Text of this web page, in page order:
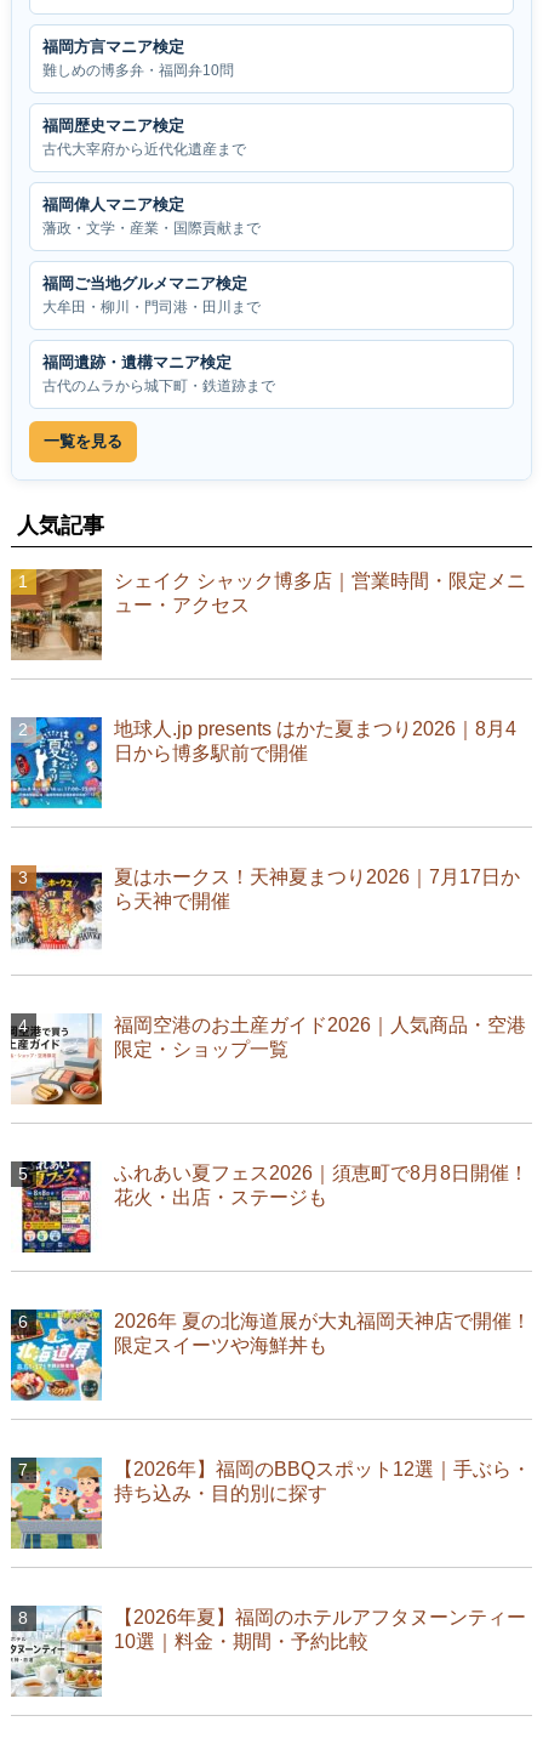
福岡方言マニア検定
難しめの博多弁・福岡弁10問
福岡歴史マニア検定
古代大宰府から近代化遺産まで
福岡偉人マニア検定
藩政・文学・産業・国際貢献まで
福岡ご当地グルメマニア検定
大牟田・柳川・門司港・田川まで
福岡遺跡・遺構マニア検定
古代のムラから城下町・鉄道跡まで
一覧を見る
人気記事
シェイク シャック博多店｜営業時間・限定メニ
ュー・アクセス
地球人.jp presents はかた夏まつり2026｜8月4
日から博多駅前で開催
夏はホークス！天神夏まつり2026｜7月17日か
ら天神で開催
福岡空港のお土産ガイド2026｜人気商品・空港
限定・ショップ一覧
ふれあい夏フェス2026｜須恵町で8月8日開催！
花火・出店・ステージも
2026年 夏の北海道展が大丸福岡天神店で開催！
限定スイーツや海鮮丼も
【2026年】福岡のBBQスポット12選｜手ぶら・
持ち込み・目的別に探す
【2026年夏】福岡のホテルアフタヌーンティー
10選｜料金・期間・予約比較